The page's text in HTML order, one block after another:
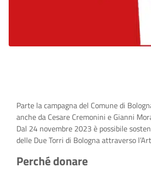
Parte la campagna del Comune di
anche da Cesare Cremonini e Gianni
Dal 24 novembre 2023 è possibile
delle Due Torri di Bologna attraverso
Perché donare